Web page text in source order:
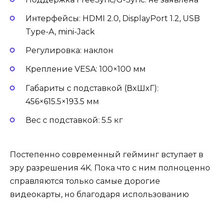
Интерфейсы: HDMI 2.0, DisplayPort 1.2, USB
Type-A, mini-Jack
Регулировка: наклон
Крепление VESA: 100×100 мм
Габариты с подставкой (ВxШxГ):
456×615.5×193.5 мм
Вес с подставкой: 5.5 кг
Постепенно современный гейминг вступает в
эру разрешения 4K. Пока что с ним полноценно
справляются только самые дорогие
видеокарты, но благодаря использованию